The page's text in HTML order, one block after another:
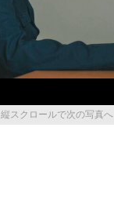
縦スクロールで次の写真へ